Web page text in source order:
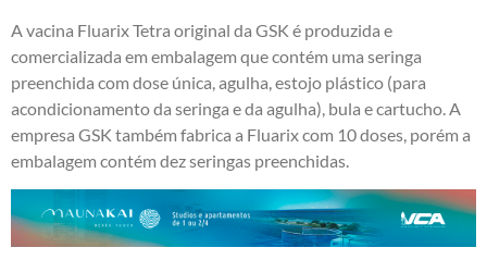
A vacina Fluarix Tetra original da GSK é produzida e
comercializada em embalagem que contém uma seringa
preenchida com dose única, agulha, estojo plástico (para
acondicionamento da seringa e da agulha), bula e cartucho. A
empresa GSK também fabrica a Fluarix com 10 doses, porém a
embalagem contém dez seringas preenchidas.